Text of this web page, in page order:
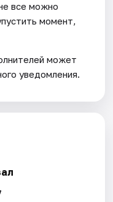
все можно
момент,
может
уведомления.